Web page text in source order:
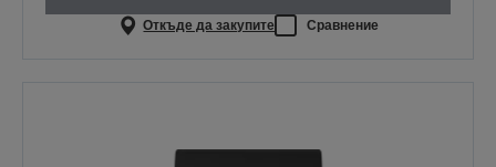
Откъде да закупите Сравнение